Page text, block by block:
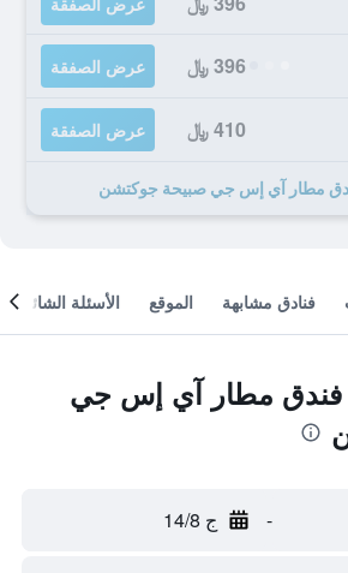
396 ﷼ عرض الصفقة
410 ﷼ عرض الصفقة
فنادق مشابهة الموقع الأسئلة الشائعة
مطار آي إس جي
- ج 14/8